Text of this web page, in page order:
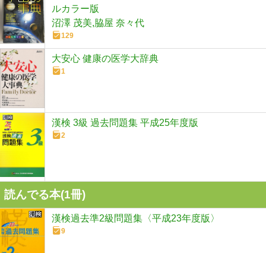
ルカラー版
沼澤 茂美,脇屋 奈々代
129
大安心 健康の医学大辞典
1
漢検 3級 過去問題集 平成25年度版
2
読んでる本(1冊)
漢検過去準2級問題集〈平成23年度版〉
9